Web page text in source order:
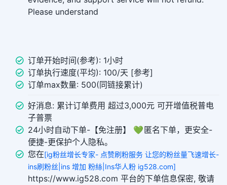
Please understand
订单开始时间(参考): 1小时
订单执行速度(平均): 100/天 [参考]
订单max数量: 500(同链接累计)
好消息: 累计订单费用 超过3,000元 可开增值税普电
子普票
24小时自动下单-【免注册】 💚 匿名下单，更安全-
便捷-更保护个人隐私。
您在[ig粉丝增长专家- 点赞刷粉服务 让您的粉丝量飞速增长-
ins刷粉丝|ins 增加 粉絲|Ins华人粉 ig528.com]
https://www.ig528.com 平台的下单信息保密, 敬请